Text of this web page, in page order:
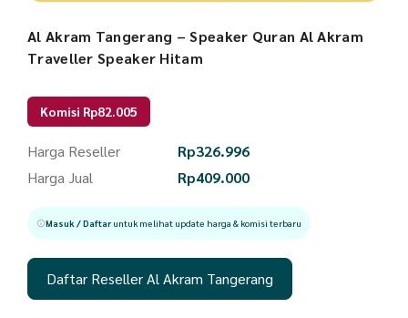
Al Akram Tangerang – Speaker Quran Al Akram
Traveller Speaker Hitam
Komisi Rp82.005
Harga Reseller Rp326.996
Harga Jual
Rp409.000
Masuk / Daftaruntuk melihat update harga & komisi terbaru
Daftar Reseller Al Akram Tangerang